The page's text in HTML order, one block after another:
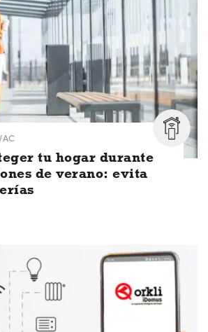
tu hogar durante
de verano: evita